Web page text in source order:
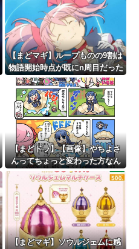
【まどマギ】ループものの9割は
物語開始時点が既にn周目だった
って仕掛けがあるよね
【まどドラ】【画像】やちよさ
んってちょっと変わった方なん
ですかね？【マギア☆エトセト
ラ 第93話】
【まどマギ】ソウルジェムに感